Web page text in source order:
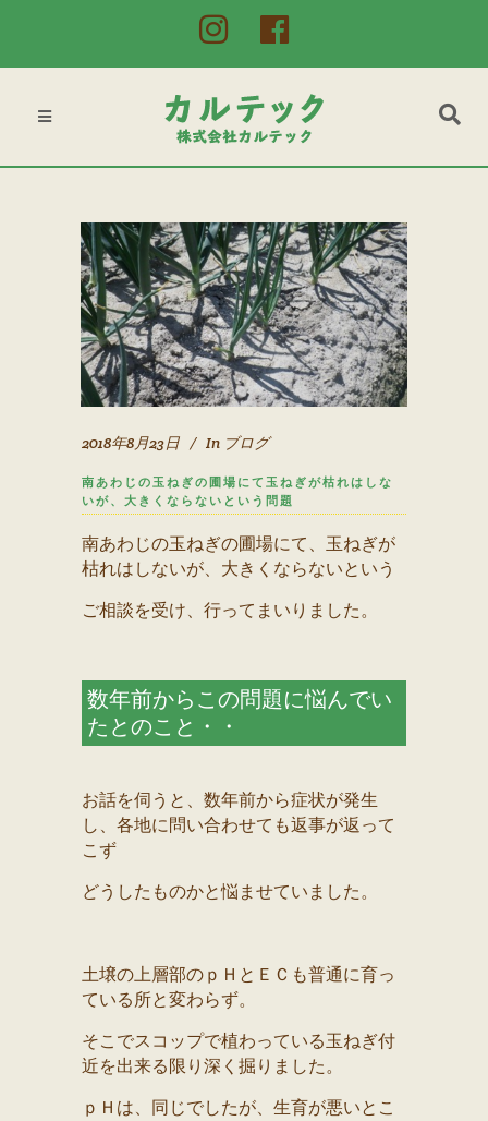
2018年8月23日 In ブログ
南あわじの玉ねぎの圃場にて玉ねぎが枯れはしな
いが、大きくならないという問題
南あわじの玉ねぎの圃場にて、玉ねぎが
枯れはしないが、大きくならないという
ご相談を受け、行ってまいりました。
数年前からこの問題に悩んでい
たとのこと・・
お話を伺うと、数年前から症状が発生
し、各地に問い合わせても返事が返って
こず
どうしたものかと悩ませていました。
土壌の上層部のｐＨとＥＣも普通に育っ
ている所と変わらず。
そこでスコップで植わっている玉ねぎ付
近を出来る限り深く掘りました。
ｐＨは、同じでしたが、生育が悪いとこ